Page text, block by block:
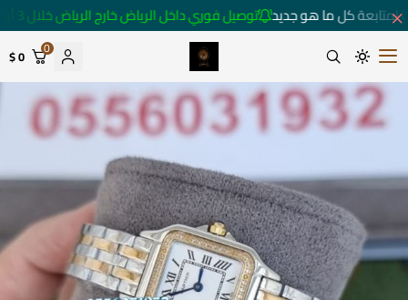
كل ما هو جديد توصيل فوري داخل الرياض خارج الرياض خلال 3 أيام 🚚
متجر ساعات رومانس
0
0 $